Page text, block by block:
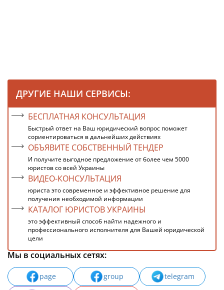
ДРУГИЕ НАШИ СЕРВИСЫ:
БЕСПЛАТНАЯ КОНСУЛЬТАЦИЯ
Быстрый ответ на Ваш юридический вопрос поможет
сориентироваться в дальнейших действиях
ОБЪЯВИТЕ СОБСТВЕННЫЙ ТЕНДЕР
И получите выгодное предложение от более чем 5000
юристов со всей Украины
ВИДЕО-КОНСУЛЬТАЦИЯ
юриста это современное и эффективное решение для
получения необходимой информации
КАТАЛОГ ЮРИСТОВ УКРАИНЫ
это эффективный способ найти надежного и
профессионального исполнителя для Вашей юридической
цели
Мы в социальных сетях:
page group
telegram